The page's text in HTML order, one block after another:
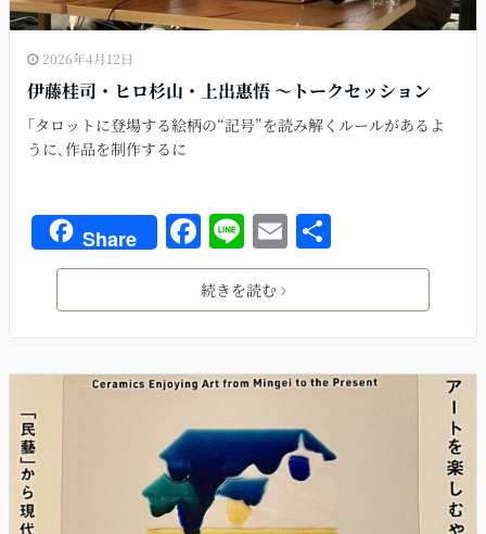
2026年4月12日
伊藤桂司・ヒロ杉山・上出惠悟 〜トークセッション
｢タロットに登場する絵柄の“記号”を読み解くルールがあるよ
うに､作品を制作するに
Share F
a
c
e
b
o
o
k
Li
n
e
E
m
ai
l
有
続きを読む